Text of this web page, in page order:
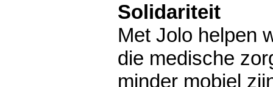
Solidariteit
Met Jolo helpen
die medische
minder mobiel